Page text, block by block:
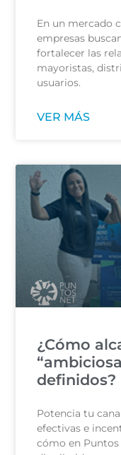
En un mercado
empresas
fortalecer las
mayoristas,
usuarios.
VER MÁS
¿Cómo
definidos?
Potencia tu
efectivas e
cómo en